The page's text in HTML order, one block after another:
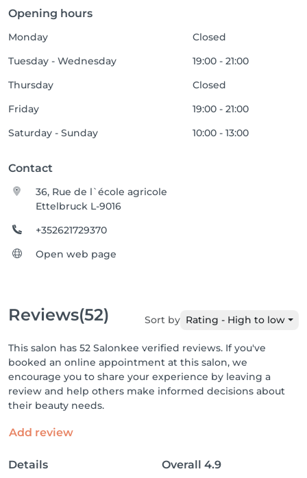
Opening hours
Monday
Closed
Tuesday - Wednesday
19:00 - 21:00
Thursday
Closed
Friday
19:00 - 21:00
Saturday - Sunday
10:00 - 13:00
Contact
36, Rue de l`école agricole
Ettelbruck L-9016
+352621729370
Open web page
Reviews(52) Sort by Rating - High to low
This salon has 52 Salonkee verified reviews. If you've
booked an online appointment at this salon, we
encourage you to share your experience by leaving a
review and help others make informed decisions about
their beauty needs.
Add review
Details Overall 4.9